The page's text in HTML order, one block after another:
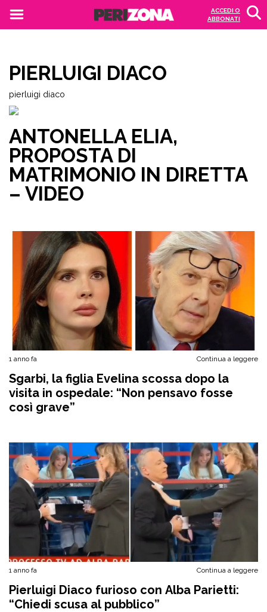
ACCEDI O
ABBONATI
PIERLUIGI DIACO
pierluigi diaco
ANTONELLA ELIA,
PROPOSTA DI
MATRIMONIO IN DIRETTA
– VIDEO
1 anno fa Continua a leggere
Sgarbi, la figlia Evelina scossa dopo la
visita in ospedale: “Non pensavo fosse
così grave”
1 anno fa Continua a leggere
Pierluigi Diaco furioso con Alba Parietti:
“Chiedi scusa al pubblico”